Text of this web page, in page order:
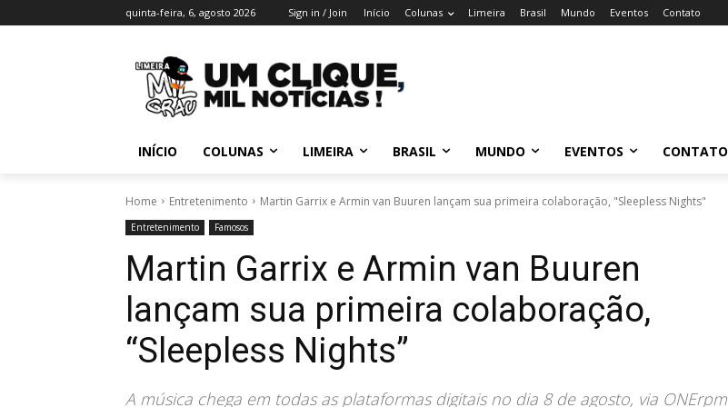
quinta-feira, 6, agosto 2026 Sign in / Join Início Colunas Limeira Brasil Mundo Eventos Contato
INÍCIO COLUNAS LIMEIRA BRASIL MUNDO EVENTOS CONTATO
Home Entretenimento Martin Garrix e Armin van Buuren lançam sua primeira colaboração, "Sleepless Nights"
Entretenimento Famosos
Martin Garrix e Armin van Buuren
lançam sua primeira colaboração,
“Sleepless Nights”
A música chega em todas as plataformas digitais no dia 8 de agosto, via ONErpm